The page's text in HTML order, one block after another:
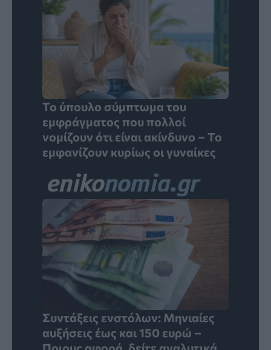
Το ύπουλο σύμπτωμα του
εμφράγματος που πολλοί
νομίζουν ότι είναι ακίνδυνο – Το
εμφανίζουν κυρίως οι γυναίκες
Συντάξεις ενστόλων: Mηνιαίες
αυξήσεις έως και 150 ευρώ –